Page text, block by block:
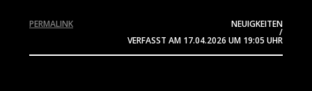
NEUIGKEITEN
/
VERFASST AM 17.04.2026 UM 19:05 UHR
PERMALINK